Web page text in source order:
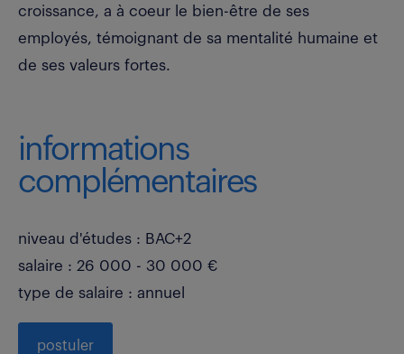
croissance, a à coeur le bien-être de ses
employés, témoignant de sa mentalité humaine et
de ses valeurs fortes.
informations
complémentaires
niveau d'études : BAC+2
salaire : 26 000 - 30 000 €
type de salaire : annuel
postuler